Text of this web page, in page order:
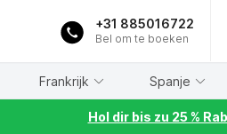
+31 885016722
Bel om te boeken
Frankrijk Spanje
Hol dir bis zu 25 %